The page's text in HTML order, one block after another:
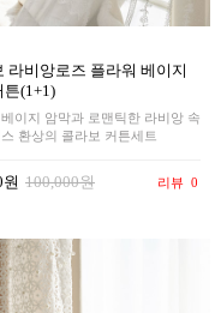
라비앙로즈 플라워 베이지
튼(1+1)
이지 암막과 로맨틱한 라비앙 속
환상의 콜라보 커튼세트
100,000원 리뷰 0